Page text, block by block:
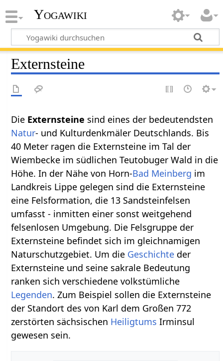
Yogawiki
Externsteine
Die Externsteine sind eines der bedeutendsten
Natur- und Kulturdenkmäler Deutschlands. Bis
40 Meter ragen die Externsteine im Tal der
Wiembecke im südlichen Teutobuger Wald in die
Höhe. In der Nähe von Horn-Bad Meinberg im
Landkreis Lippe gelegen sind die Externsteine
eine Felsformation, die 13 Sandsteinfelsen
umfasst - inmitten einer sonst weitgehend
felsenlosen Umgebung. Die Felsgruppe der
Externsteine befindet sich im gleichnamigen
Naturschutzgebiet. Um die Geschichte der
Externsteine und seine sakrale Bedeutung
ranken sich verschiedene volkstümliche
Legenden. Zum Beispiel sollen die Externsteine
der Standort des von Karl dem Großen 772
zerstörten sächsischen Heiligtums Irminsul
gewesen sein.